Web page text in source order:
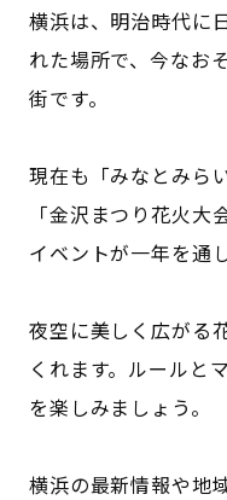
横浜は、明治時代に
れた場所で、今なお
街です。
現在も「みなとみら
「金沢まつり花火大
イベントが一年を通
夜空に美しく広がる
くれます。ルールと
を楽しみましょう。
横浜の最新情報や地